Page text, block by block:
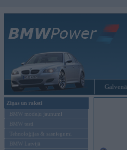
Galvenā
Ziņas un raksti
BMW modeļu jaunumi
BMW testi
Tehnoloģijas & sasniegumi
BMW Latvijā